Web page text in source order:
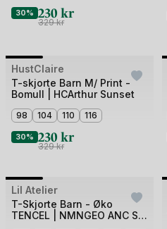
30% 230 kr
329kr
Outlet
Bilde
av
4
HustClaire
T-skjorte Barn M/ Print -
Bomull | HCArthur Sunset
98 104 110 116
30% 230 kr
329kr
Outlet
Bilde
av
Lil Atelier
T-Skjorte Barn - Øko
TENCEL | NMNGEO ANC SS